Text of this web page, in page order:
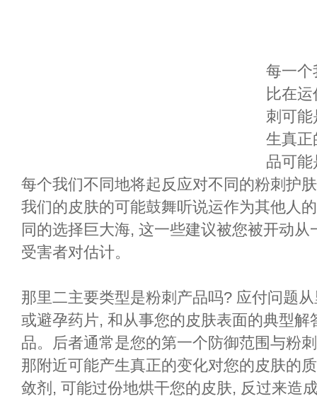
每一个
比在
刺可
生真正
品可
每个我们不同地将起反应对不同的粉刺护
我们的皮肤的可能鼓舞听说运作为其他人
同的选择巨大海, 这一些建议被您被开动
受害者对估计。
那里二主要类型是粉刺产品吗? 应付问题
或避孕药片, 和从事您的皮肤表面的典型
品。后者通常是您的第一个防御范围与粉
那附近可能产生真正的变化对您的皮肤的
敛剂, 可能过份地烘干您的皮肤, 反过来造